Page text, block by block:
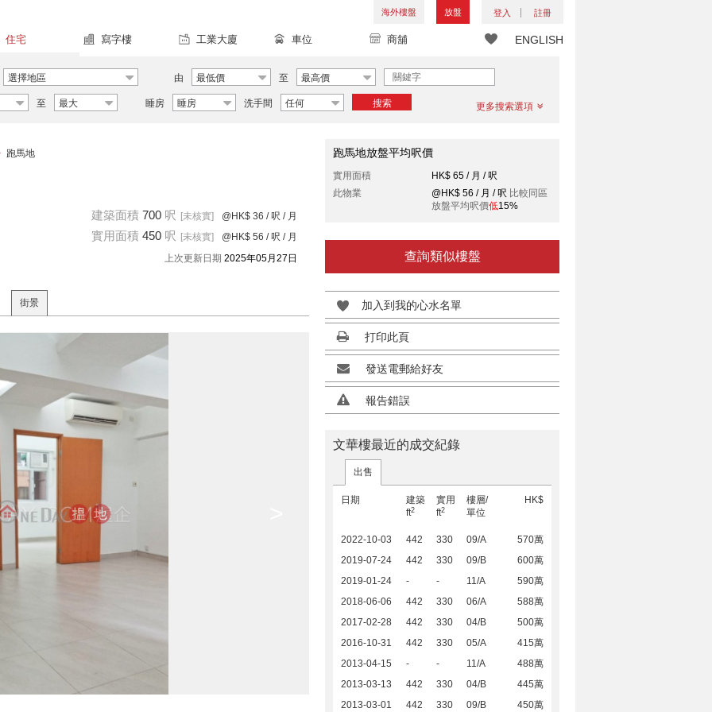
海外樓盤 放盤 登入 註冊
ENGLISH
住宅 寫字樓 工業大廈 車位 商舖
選擇地區 由 最低價 至 最高價
至 最大 睡房 睡房 洗手間 任何 搜索 更多搜索選項
跑馬地
建築面積 700 呎 [未核實] @HK$ 36 / 呎 / 月
實用面積 450 呎 [未核實] @HK$ 56 / 呎 / 月
上次更新日期 2025年05月27日
街景
跑馬地放盤平均呎價
實用面積
HK$ 65 / 月 / 呎
此物業
@HK$ 56 / 月 / 呎 比較同區
放盤平均呎價低15%
查詢類似樓盤
加入到我的心水名單
打印此頁
發送電郵給好友
報告錯誤
文華樓最近的成交紀錄
出售
日期
建築
ft2
實用
ft2
樓層/
單位
HK$
2022-10-03 442 330 09/A
570萬
2019-07-24
442 330 09/B
600萬
2019-01-24
- - 11/A
590萬
2018-06-06
442 330 06/A
588萬
2017-02-28
442 330 04/B
500萬
2016-10-31
442 330 05/A
415萬
2013-04-15
- - 11/A
488萬
2013-03-13
442 330 04/B
445萬
2013-03-01
442 330 09/B 450萬